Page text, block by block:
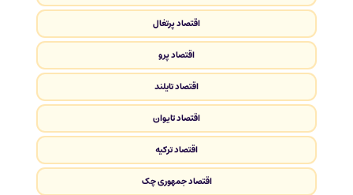
اقتصاد پرتغال
اقتصاد پرو
اقتصاد تایلند
اقتصاد تایوان
اقتصاد ترکیه
اقتصاد جمهوری چک